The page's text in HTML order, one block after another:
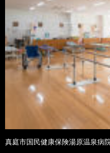
真庭市国民健康保険湯原温泉病